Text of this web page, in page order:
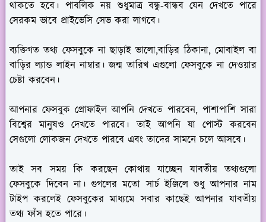
থাকতে হবে। পাবলিক নয় শুধুমাত্র বন্ধু-বান্ধব যেন দেখতে পারে
সেরকম ভাবে প্রাইভেসি সেভ করা লাগবে।
ব্যক্তিগত তথ্য ফেসবুকে না ছাড়াই ভালো,বাড়ির ঠিকানা, মোবাইল বা
বাড়ির ল্যান্ড লাইন নাম্বার। জন্ম তারিখ এগুলো ফেসবুকে না দেওয়ার
চেষ্টা করবেন।
আপনার ফেসবুক প্রোফাইল আপনি দেখতে পারবেন, পাশাপাশি সারা
বিশ্বের মানুষও দেখতে পারবে। তাই আপনি যা পোস্ট করবেন
সেগুলো লোকজন দেখতে পারবে এবং তাদের সামনে চলে আসবে।
তাই সব সময় কি করছেন কোথায় যাচ্ছেন যাবতীয় তথ্যগুলো
ফেসবুকে দিবেন না। গুগলের মতো সার্চ ইঞ্জিলে শুধু আপনার নাম
টাইপ করলেই ফেসবুকের মাধ্যমে সবার কাছেই আপনার যাবতীয়
তথ্য ফাঁস হতে পারে।